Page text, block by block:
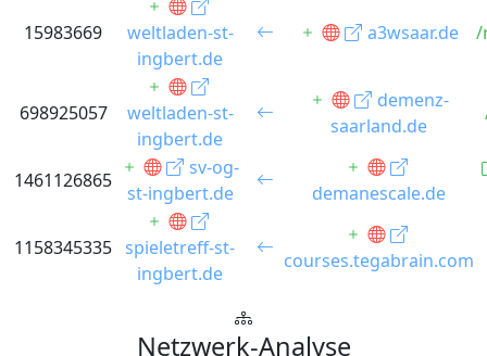
15983669
weltladen-st-
ingbert.de
a3wsaar.de /
698925057
weltladen-st-
ingbert.de
demenz-
saarland.de
1461126865
sv-og-
st-ingbert.de
demanescale.de
1158345335 spieletreff-st-
ingbert.de
courses.tegabrain.com
Netzwerk-Analyse